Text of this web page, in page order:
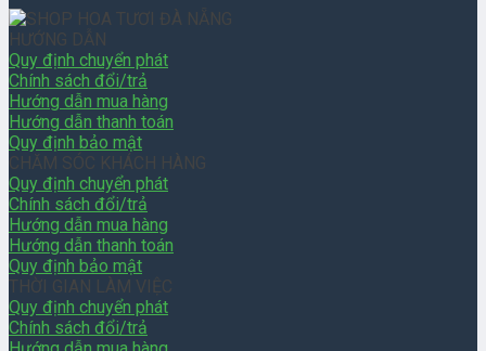
HƯỚNG DẪN
Quy định chuyển phát
Chính sách đổi/trả
Hướng dẫn mua hàng
Hướng dẫn thanh toán
Quy định bảo mật
CHĂM SÓC KHÁCH HÀNG
Quy định chuyển phát
Chính sách đổi/trả
Hướng dẫn mua hàng
Hướng dẫn thanh toán
Quy định bảo mật
THỜI GIAN LÀM VIỆC
Quy định chuyển phát
Chính sách đổi/trả